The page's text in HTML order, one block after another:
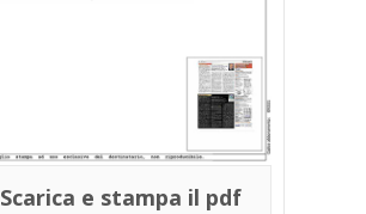
Scarica e stampa il pdf